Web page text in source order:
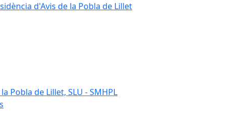
d'Avis de la Pobla de Lillet
Pobla de Lillet, SLU - SMHPL